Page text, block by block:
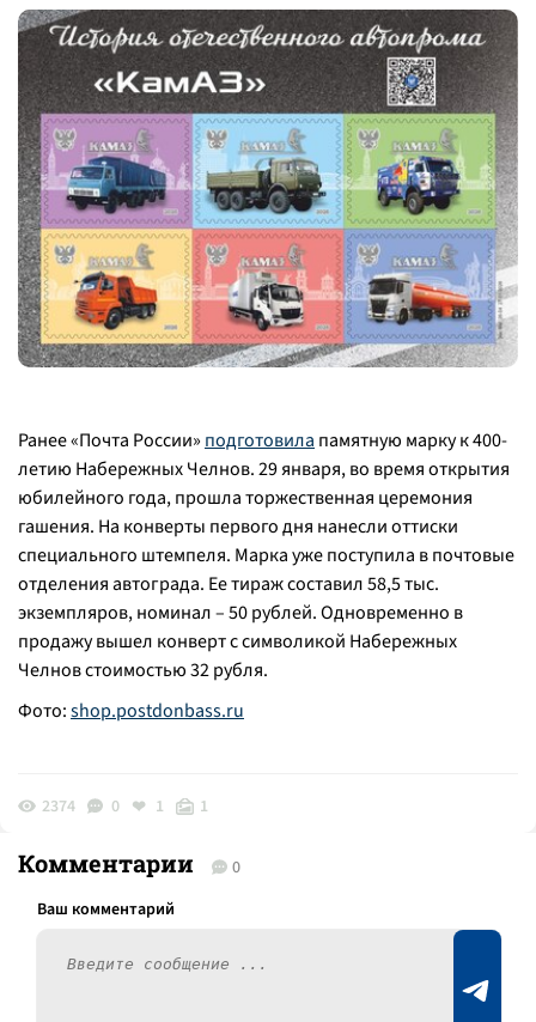
Ранее «Почта России» подготовила памятную марку к 400-
летию Набережных Челнов. 29 января, во время открытия
юбилейного года, прошла торжественная церемония
гашения. На конверты первого дня нанесли оттиски
специального штемпеля. Марка уже поступила в почтовые
отделения автограда. Ее тираж составил 58,5 тыс.
экземпляров, номинал – 50 рублей. Одновременно в
продажу вышел конверт с символикой Набережных
Челнов стоимостью 32 рубля.
Фото:shop.postdonbass.ru
2374 0 1 1
Комментарии 0